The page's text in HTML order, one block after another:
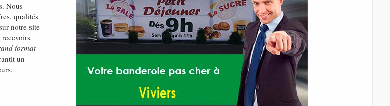
Nous
qualités
notre site
format
un